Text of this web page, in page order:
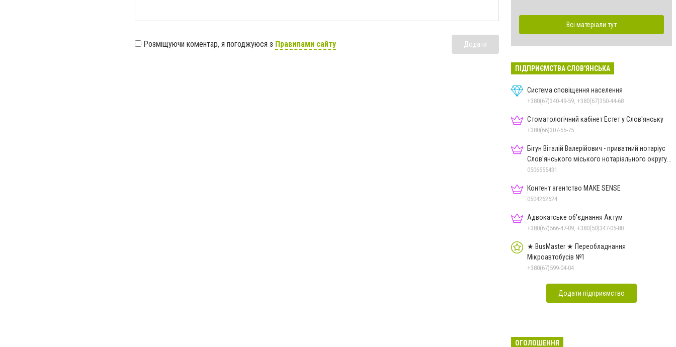
Розміщуючи коментар, я погоджуюся з Правилами сайту Додати
Всі матеріали тут
ПІДПРИЄМСТВА СЛОВ'ЯНСЬКА
Система сповіщення населення
+380(67)340-49-59, +380(67)350-44-68
Стоматологічний кабінет Естет у Слов'янську
+380(66)307-55-75
Бігун Віталій Валерійович - приватний нотаріус
Слов'янського міського нотаріального округу
Дон.обл.
0506555431
Контент агентство MAKE SENSE
0504262624
Адвокатське об'єднання Актум
+380(67)566-47-09, +380(50)347-05-80
★ BusMaster ★ Переобладнання
Мікроавтобусів №1
+380(67)599-04-04
Додати підприємство
ОГОЛОШЕННЯ